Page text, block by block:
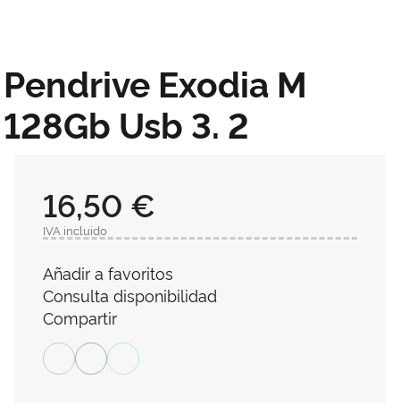
Pendrive Exodia M
128Gb Usb 3. 2
16,50 €
IVA incluido
Añadir a favoritos
Consulta disponibilidad
Compartir